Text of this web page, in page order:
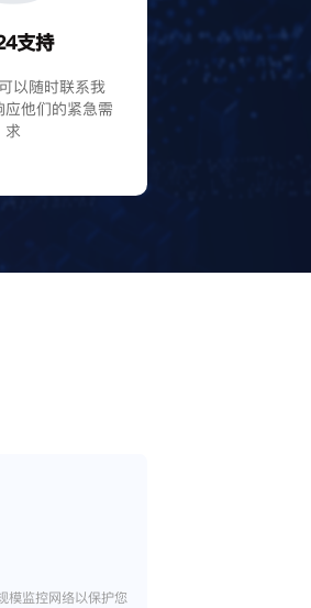
支持
以随时联系我
他们的紧急需
求
模监控网络以保护您